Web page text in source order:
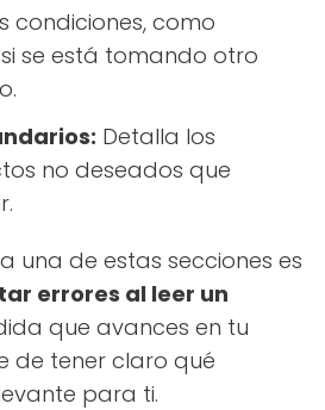
condiciones, como
se está tomando otro
Detalla los
no deseados que
una de estas secciones es
errores al leer un
que avances en tu
de tener claro qué
para ti.